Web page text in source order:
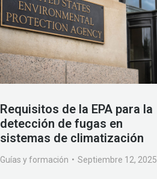
Requisitos de la EPA para la
detección de fugas en
sistemas de climatización
Guías y formación Septiembre 12, 2025